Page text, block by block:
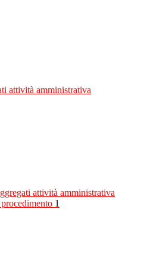
attività amministrativa
attività amministrativa
1